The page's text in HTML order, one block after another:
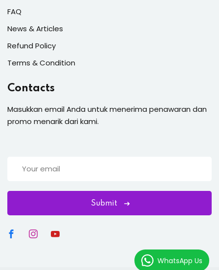
FAQ
News & Articles
Refund Policy
Terms & Condition
Contacts
Masukkan email Anda untuk menerima penawaran dan
promo menarik dari kami.
Submit
WhatsApp Us